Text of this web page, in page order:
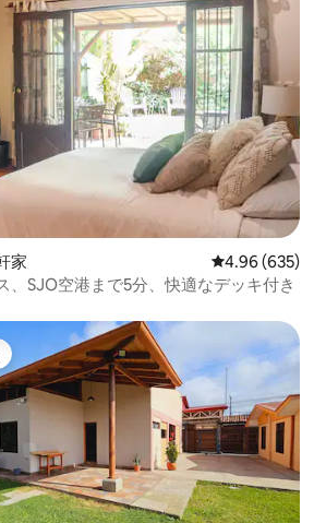
家 レビュー635
4.96 (635)
、SJO空港まで5分、快適なデッキ付き
イスです。